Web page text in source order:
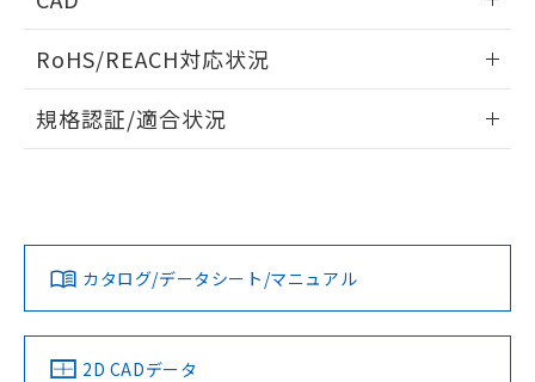
タイムチャート
A: 200mm以上、B: 110mm以上
検出物体の大きさと材質による影響
ドすることができます。
ログイン/会員登録
ダウンロードデータをご利用いただく前に、以下を必ずお読
みください。
ソフトウェアの使用条件
RoHS/REACH対応状況
EU RoHS 注意事項・凡例
対応済み
中国 RoHS 注意事項・凡例
規格認証/適合状況
LR型式承認
（イギリス
船舶規格）
DNV型式承認
（ノルウェー
BV型式承認
（フランス
KR型式
（韓国
カタログ/データシート/マニュアル
2D CADデータ